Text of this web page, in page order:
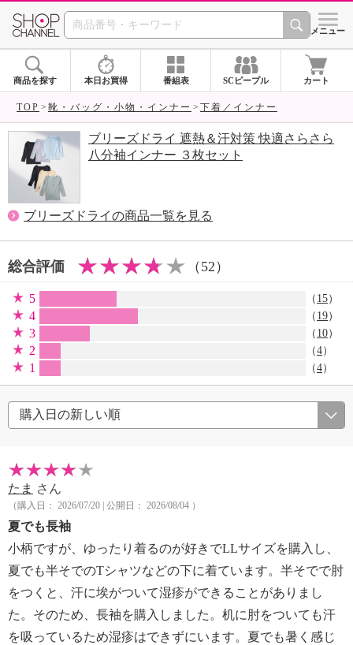
SHOP CHANNEL シメニュー
商品を探す 本日お買得 番組表 SCピープル カート
TOP 靴・バッグ・小物・インナー 下着／インナー
ブリーズドライ 遮熱＆汗対策 快適さらさら
八分袖インナー ３枚セット
ブリーズドライの商品一覧を見る
総合評価 （52）
5 （ 15）
4 （ 19）
3 （ 10）
2 （4）
1 （4）
たま さん
（購入日： 2026/07/20 | 公開日： 2026/08/04 ）
夏でも長袖
小柄ですが、ゆったり着るのが好きでLLサイズを購入し、
夏でも半そでのTシャツなどの下に着ています。半そでで肘
をつくと、汗に埃がついて湿疹ができることがありまし
た。そのため、長袖を購入しました。机に肘をついても汗
を吸っているため湿疹はできずにいます。夏でも暑く感じ